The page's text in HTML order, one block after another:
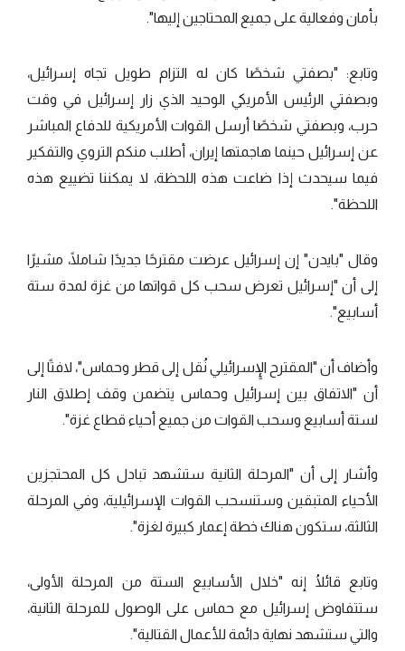
بأمان وفعالية على جميع المحتاجين إليها".
وتابع: "بصفتي شخصًا كان له التزام طويل تجاه إسرائيل،
وبصفتي الرئيس الأمريكي الوحيد الذي زار إسرائيل في وقت
حرب، وبصفتي شخصًا أرسل القوات الأمريكية للدفاع المباشر
عن إسرائيل حينما هاجمتها إيران، أطلب منكم التروي والتفكير
فيما سيحدث إذا ضاعت هذه اللحظة، لا يمكننا تضييع هذه
اللحظة".
وقال "بايدن" إن إسرائيل عرضت مقترحًا جديدًا شاملًا، مشيرًا
إلى أن "إسرائيل تعرض سحب كل قواتها من غزة لمدة ستة
أسابيع".
وأضاف أن "المقترح الإٍسرائيلي نُقل إلى قطر وحماس"، لافتًا إلى
أن "الاتفاق بين إسرائيل وحماس يتضمن وقف إطلاق النار
لستة أسابيع وسحب القوات من جميع أحياء قطاع غزة".
وأشار إلى أن "المرحلة الثانية ستشهد تبادل كل المحتجزين
الأحياء المتبقين وستنسحب القوات الإسرائيلية، وفي المرحلة
الثالثة، ستكون هناك خطة إعمار كبيرة لغزة".
وتابع قائلُا إنه "خلال الأسابيع الستة من المرحلة الأولى،
ستتفاوض إسرائيل مع حماس على الوصول للمرحلة الثانية،
والتي ستشهد نهاية دائمة للأعمال القتالية".